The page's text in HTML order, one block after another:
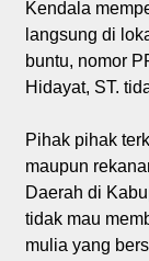
Kendala
langsung di
buntu, nomor
Hidayat, ST.
Pihak pihak
maupun
Daerah di
tidak mau
mulia yang